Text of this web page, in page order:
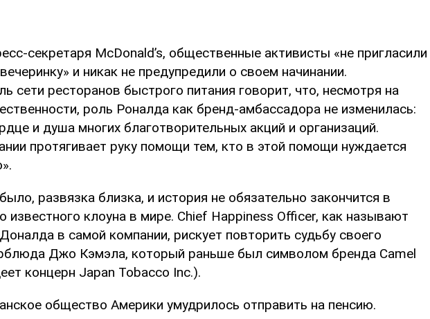
секретаря McDonald’s, общественные активисты «не пригласили
и никак не предупредили о своем начинании.
сети ресторанов быстрого питания говорит, что, несмотря на
роль Роналда как бренд-амбассадора не изменилась:
и душа многих благотворительных акций и организаций.
протягивает руку помощи тем, кто в этой помощи нуждается
развязка близка, и история не обязательно закончится в
известного клоуна в мире. Chief Happiness Officer, как называют
в самой компании, рискует повторить судьбу своего
Джо Кэмэла, который раньше был символом бренда Camel
концерн Japan Tobacco Inc.).
общество Америки умудрилось отправить на пенсию.